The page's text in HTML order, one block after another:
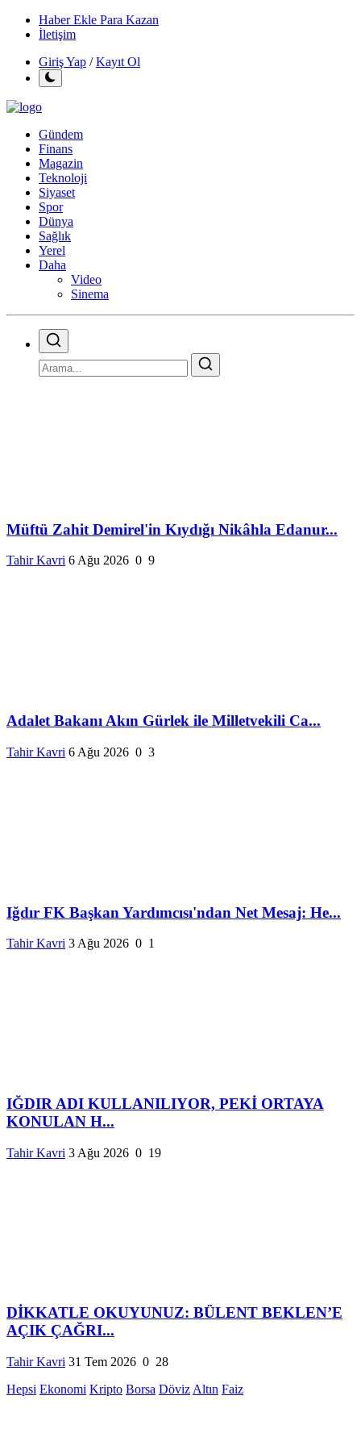
Haber Ekle Para Kazan
İletişim
Giriş Yap /Kayıt Ol
Gündem
Finans
Magazin
Teknoloji
Siyaset
Spor
Dünya
Sağlık
Yerel
Daha
Video
Sinema
Müftü Zahit Demirel'in Kıydığı Nikâhla Edanur...
Tahir Kavri 6 Ağu 2026 0 9
Adalet Bakanı Akın Gürlek ile Milletvekili Ca...
Tahir Kavri 6 Ağu 2026 0 3
Iğdır FK Başkan Yardımcısı'ndan Net Mesaj: He...
Tahir Kavri 3 Ağu 2026 0 1
IĞDIR ADI KULLANILIYOR, PEKİ ORTAYA
KONULAN H...
Tahir Kavri 3 Ağu 2026 0 19
DİKKATLE OKUYUNUZ: BÜLENT BEKLEN’E
AÇIK ÇAĞRI...
Tahir Kavri 31 Tem 2026 0 28
Hepsi Ekonomi Kripto Borsa Döviz Altın Faiz